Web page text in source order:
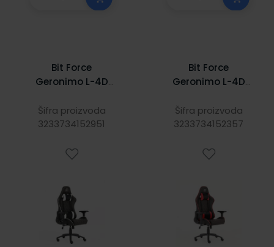
Bit Force
Geronimo L-4D
crno/bijela
Šifra proizvoda
3233734152951
Bit Force
Geronimo L-4D
crno/crvena
Šifra proizvoda
3233734152357